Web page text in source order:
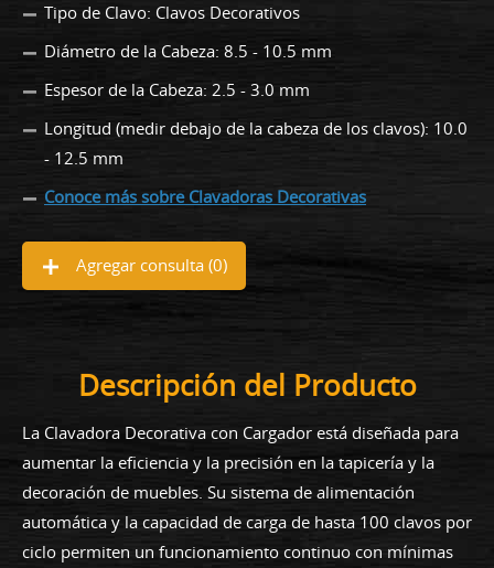
Tipo de Clavo: Clavos Decorativos
Diámetro de la Cabeza: 8.5 - 10.5 mm
Espesor de la Cabeza: 2.5 - 3.0 mm
Longitud (medir debajo de la cabeza de los clavos): 10.0
- 12.5 mm
Conoce más sobre Clavadoras Decorativas
Agregar consulta (0)
Descripción del Producto
La Clavadora Decorativa con Cargador está diseñada para
aumentar la eficiencia y la precisión en la tapicería y la
decoración de muebles. Su sistema de alimentación
automática y la capacidad de carga de hasta 100 clavos por
ciclo permiten un funcionamiento continuo con mínimas